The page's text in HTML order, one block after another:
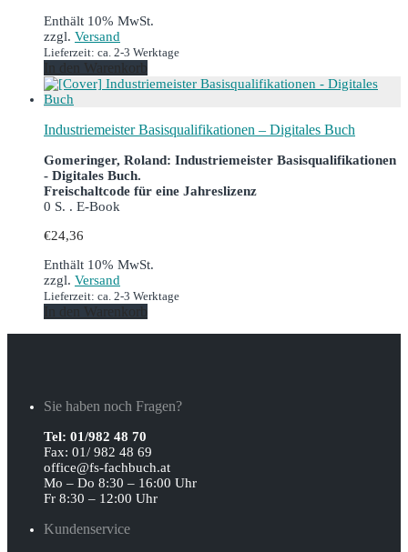
Enthält 10% MwSt.
zzgl. Versand
Lieferzeit: ca. 2-3 Werktage
In den Warenkorb
Industriemeister Basisqualifikationen – Digitales Buch
Gomeringer, Roland: Industriemeister Basisqualifikationen
- Digitales Buch.
Freischaltcode für eine Jahreslizenz
0 S. . E-Book
€24,36
Enthält 10% MwSt.
zzgl. Versand
Lieferzeit: ca. 2-3 Werktage
In den Warenkorb
Sie haben noch Fragen?
Tel: 01/982 48 70
Fax: 01/ 982 48 69
office@fs-fachbuch.at
Mo – Do 8:30 – 16:00 Uhr
Fr 8:30 – 12:00 Uhr
Kundenservice